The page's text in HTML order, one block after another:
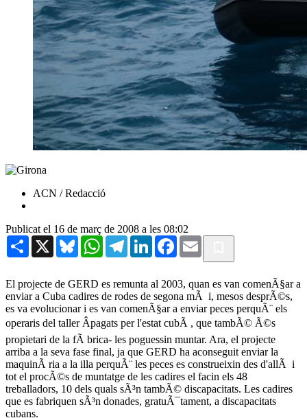
ACN / Redacció
Publicat el 16 de març de 2008 a les 08:02
Share X BlueskyWhatsAppTelegramLinkedInFacebook
Email
El projecte de GERD es remunta al 2003, quan es van comenÃ§ar a
enviar a Cuba cadires de rodes de segona mÃ i, mesos desprÃ©s,
es va evolucionar i es van comenÃ§ar a enviar peces perquÃ¨ els
operaris del taller Âpagats per l'estat cubÃ , que tambÃ© Ã©s
propietari de la fÃ brica- les poguessin muntar. Ara, el projecte
arriba a la seva fase final, ja que GERD ha aconseguit enviar la
maquinÃ ria a la illa perquÃ¨ les peces es construeixin des d'allÃ i
tot el procÃ©s de muntatge de les cadires el facin els 48
treballadors, 10 dels quals sÃ³n tambÃ© discapacitats. Les cadires
que es fabriquen sÃ³n donades, gratuÃ¯tament, a discapacitats
cubans.